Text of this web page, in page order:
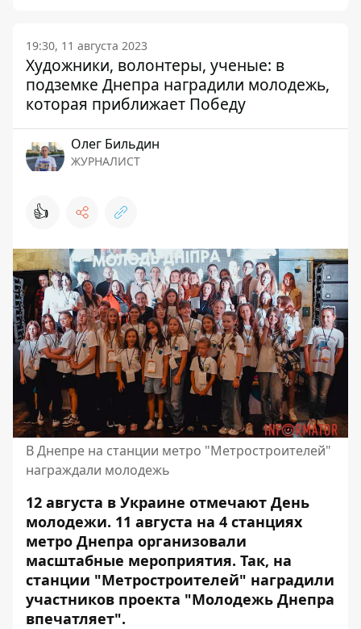
19:30, 11 августа 2023
Художники, волонтеры, ученые: в
подземке Днепра наградили молодежь,
которая приближает Победу
Олег Бильдин
ЖУРНАЛИСТ
👍
В Днепре на станции метро "Метростроителей"
награждали молодежь
12 августа в Украине отмечают День
молодежи. 11 августа на 4 станциях
метро Днепра организовали
масштабные мероприятия. Так, на
станции "Метростроителей" наградили
участников проекта "Молодежь Днепра
впечатляет".